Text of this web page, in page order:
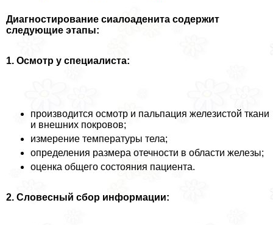
Диагностирование сиалоаденита содержит
следующие этапы:
1. Осмотр у специалиста:
производится осмотр и пальпация железистой ткани
и внешних покровов;
измерение температуры тела;
определения размера отечности в области железы;
оценка общего состояния пациента.
2. Словесный сбор информации: